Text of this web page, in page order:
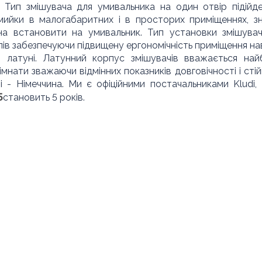
змішувача для умивальника на один отвір
в малогабаритних і в просторих приміщеннях,
на умивальник. Тип установки
забезпечуючи підвищену ергономічність приміщення
Латунний корпус змішувачів вважається
зважаючи відмінних показників довговічності і
Німеччина. Ми є офіційними постачальниками Kludi,
становить 5 років.